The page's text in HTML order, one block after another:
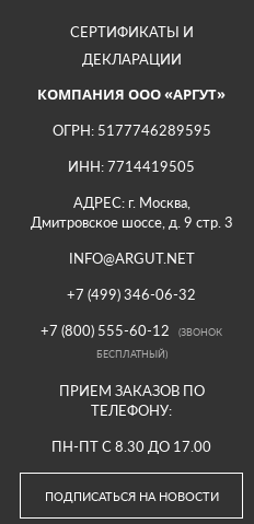
СЕРТИФИКАТЫ И
ДЕКЛАРАЦИИ
КОМПАНИЯ ООО «АРГУТ»
ОГРН: 5177746289595
ИНН: 7714419505
АДРЕС: г. Москва,
Дмитровское шоссе, д. 9 стр. 3
INFO@ARGUT.NET
+7 (499) 346-06-32
+7 (800) 555-60-12
(ЗВОНОК
БЕСПЛАТНЫЙ)
ПРИЕМ ЗАКАЗОВ ПО
ТЕЛЕФОНУ:
ПН-ПТ С 8.30 ДО 17.00
ПОДПИСАТЬСЯ НА НОВОСТИ